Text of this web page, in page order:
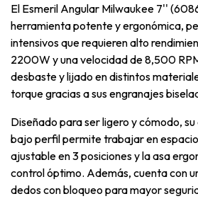
El Esmeril Angular Milwaukee 7''
herramienta potente y ergonómica,
intensivos que requieren alto
2200W y una velocidad de 8,500
desbaste y lijado en distintos
torque gracias a sus engranajes
Diseñado para ser ligero y cómodo,
bajo perfil permite trabajar en
ajustable en 3 posiciones y la asa
control óptimo. Además, cuenta con
dedos con bloqueo para mayor